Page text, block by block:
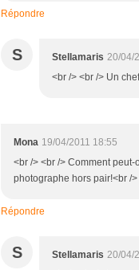
Répondre
S Stellamaris 20/04/
<br /> <br /> Un
Mona 19/04/2011 18:55
<br /> <br /> Comment
photographe hors pair!<br />
Répondre
S Stellamaris 20/04/